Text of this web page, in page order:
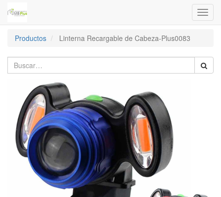
Menú
de
Productos Linterna Recargable de Cabeza-Plus0083